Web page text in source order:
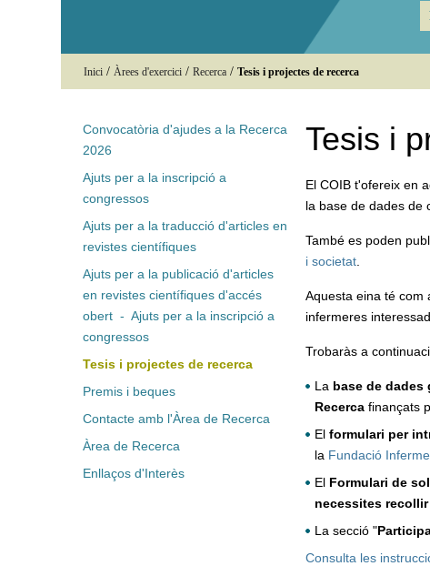
Inici / Àrees d'exercici / Recerca / Tesis i projectes de recerca
Convocatòria d'ajudes a la Recerca
2026
Ajuts per a la inscripció a
congressos
Ajuts per a la traducció d'articles en
revistes científiques
Ajuts per a la publicació d'articles
en revistes científiques d'accés
obert - Ajuts per a la inscripció a
congressos
Tesis i projectes de recerca
Premis i beques
Contacte amb l'Àrea de Recerca
Àrea de Recerca
Enllaços d'Interès
Tesis i
El COIB t'ofereix en
la base de dades de
També es poden
i societat
Aquesta eina té com
infermeres
Trobaràs a
La base de dades
Recerca finançats
Elformulari per
la Fundació
El Formulari de sol
necessites
La secció "
Consulta les